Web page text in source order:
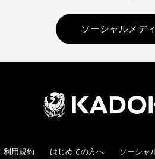
ソーシャルメデ
利用規約 はじめての方へ ソーシャ